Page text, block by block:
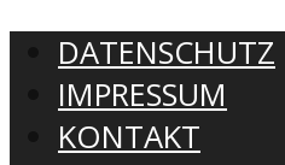
DATENSCHUTZ
IMPRESSUM
KONTAKT